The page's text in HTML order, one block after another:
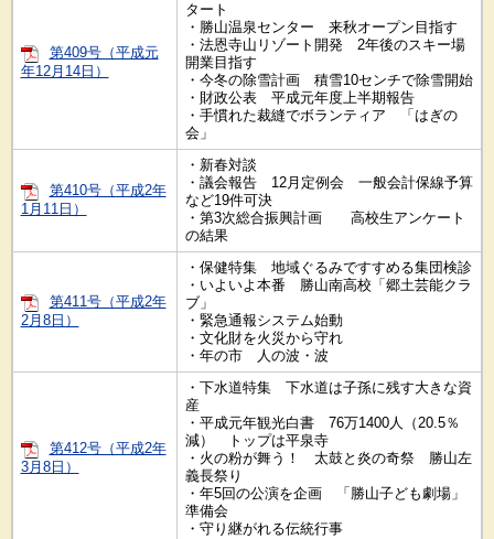
第409号（平成元
年12月14日）
タート
・勝山温泉センター 来秋オープン目指す
・法恩寺山リゾート開発 2年後のスキー場
開業目指す
・今冬の除雪計画 積雪10センチで除雪開始
・財政公表 平成元年度上半期報告
・手慣れた裁縫でボランティア 「はぎの
会」
第410号（平成2年
1月11日）
・新春対談
・議会報告 12月定例会 一般会計保線予算
など19件可決
・第3次総合振興計画 高校生アンケート
の結果
第411号（平成2年
2月8日）
・保健特集 地域ぐるみですすめる集団検診
・いよいよ本番 勝山南高校「郷土芸能クラ
ブ」
・緊急通報システム始動
・文化財を火災から守れ
・年の市 人の波・波
第412号（平成2年
3月8日）
・下水道特集 下水道は子孫に残す大きな資
産
・平成元年観光白書 76万1400人（20.5％
減） トップは平泉寺
・火の粉が舞う！ 太鼓と炎の奇祭 勝山左
義長祭り
・年5回の公演を企画 「勝山子ども劇場」
準備会
・守り継がれる伝統行事